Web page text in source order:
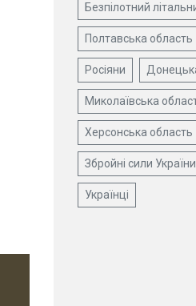
Безпілотний
Полтавська область
Росіяни
Миколаївська
Херсонська область
Збройні сили України
Українці